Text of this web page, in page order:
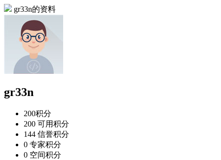
gr33n的资料
gr33n
200积分
200 可用积分
144 信誉积分
0 专家积分
0 空间积分